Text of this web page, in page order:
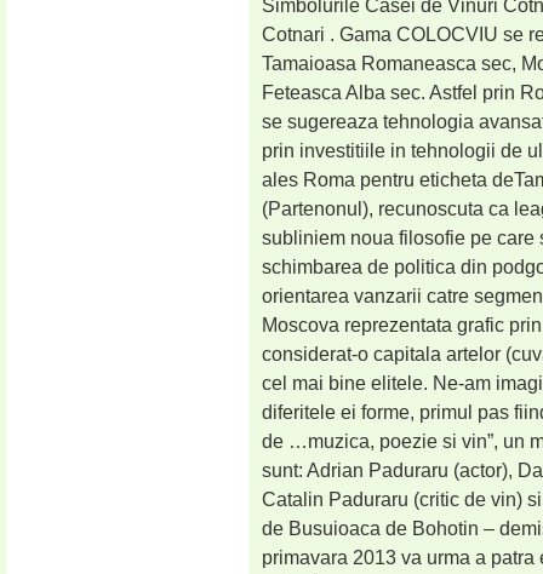
Simbolurile Casei de Vinuri
Cotnari . Gama COLOCVIU se
Tamaioasa Romaneasca sec,
Feteasca Alba sec. Astfel prin
se sugereaza tehnologia
prin investitiile in tehnologii de
ales Roma pentru eticheta
(Partenonul), recunoscuta ca
subliniem noua filosofie pe
schimbarea de politica din
orientarea vanzarii catre
Moscova reprezentata grafic
considerat-o capitala artelor
cel mai bine elitele. Ne-am
diferitele ei forme, primul pas
de …muzica, poezie si vin”, un
sunt: Adrian Paduraru (actor),
Catalin Paduraru (critic de vin)
de Busuioaca de Bohotin –
primavara 2013 va urma a